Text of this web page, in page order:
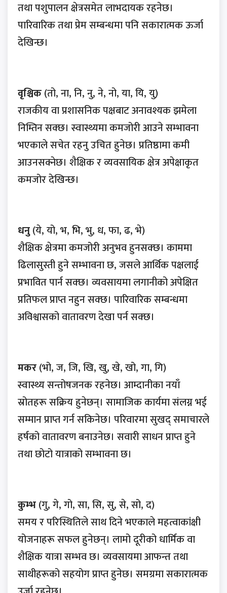
तथा पशुपालन क्षेत्रसमेत लाभदायक रहनेछ।
पारिवारिक तथा प्रेम सम्बन्धमा पनि सकारात्मक ऊर्जा
देखिन्छ।
वृश्चिक(तो, ना, नि, नु, ने, नो, या, यि, यु)
राजकीय वा प्रशासनिक पक्षबाट अनावश्यक झमेला
निम्तिन सक्छ। स्वास्थ्यमा कमजोरी आउने सम्भावना
भएकाले सचेत रहनु उचित हुनेछ। प्रतिष्ठामा कमी
आउनसक्नेछ। शैक्षिक र व्यवसायिक क्षेत्र अपेक्षाकृत
कमजोर देखिन्छ।
धनु(ये, यो, भ, भि, भु, ध, फा, ढ, भे)
शैक्षिक क्षेत्रमा कमजोरी अनुभव हुनसक्छ। काममा
ढिलासुस्ती हुने सम्भावना छ, जसले आर्थिक पक्षलाई
प्रभावित पार्न सक्छ। व्यवसायमा लगानीको अपेक्षित
प्रतिफल प्राप्त नहुन सक्छ। पारिवारिक सम्बन्धमा
अविश्वासको वातावरण देखा पर्न सक्छ।
मकर(भो, ज, जि, खि, खु, खे, खो, गा, गि)
स्वास्थ्य सन्तोषजनक रहनेछ। आम्दानीका नयाँ
स्रोतहरू सक्रिय हुनेछन्। सामाजिक कार्यमा संलग्न भई
सम्मान प्राप्त गर्न सकिनेछ। परिवारमा सुखद् समाचारले
हर्षको वातावरण बनाउनेछ। सवारी साधन प्राप्त हुने
तथा छोटो यात्राको सम्भावना छ।
कुम्भ(गु, गे, गो, सा, सि, सु, से, सो, द)
समय र परिस्थितिले साथ दिने भएकाले महत्वाकांक्षी
योजनाहरू सफल हुनेछन्। लामो दूरीको धार्मिक वा
शैक्षिक यात्रा सम्भव छ। व्यवसायमा आफन्त तथा
साथीहरूको सहयोग प्राप्त हुनेछ। समग्रमा सकारात्मक